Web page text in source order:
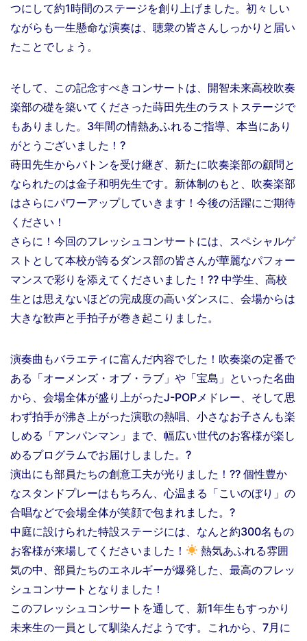
つにして約1時間のステージを創り上げました。初々しい
ながらも一生懸命な演奏は、聴衆の皆さんしっかりと届い
たことでしょう。
そして、この記念すべきコンサートは、開智未来高校吹奏
楽部の礎を築いてくださった蒔田先生のラストステージで
もありました。3年間の情熱あふれるご指導、本当にあり
がとうございました！?
蒔田先生からバトンを受け継ぎ、新たに吹奏楽部の顧問と
なられたのは金子和明先生です。新体制のもと、吹奏楽部
はさらにパワーアップしていきます！今後の活躍にご期待
ください！
さらに！今回のフレッシュコンサートには、スペシャルゲ
ストとして本校が誇るダンス部の皆さんが華麗なパフォー
マンスで彩りを添えてくださいました！?? 中学生、高校
生とは思えないほどの完成度の高いダンスに、会場からは
大きな歓声と手拍子が巻き起こりました。
演奏曲もバラエティに富んだ内容でした！吹奏楽の定番で
ある「オーメンズ・オブ・ラブ」や「宝島」といった名曲
から、会場全体が盛り上がったJ-POPメドレー、そして思
わず拍手が沸き上がった演歌の熱唱、小さなお子さんも楽
しめる「アンパンマン」まで、幅広い世代のお客様が楽し
めるプログラムでお届けしました。?
演出にも部員たちの創意工夫が光りました！?? 個性豊か
なスタンドプレーはもちろん、心温まる「こいのぼり」の
合唱などで会場全体が笑顔で包まれました。?
中庭に設けられた特設ステージには、なんと約300名もの
お客様が来場してくださいました！
熱気あふれる雰囲
気の中、部員たちのエネルギーが爆発した、最高のフレッ
シュコンサートとなりました！
このフレッシュコンサートを通して、新1年生もすっかり
未来生の一員として馴染んだようです。これから、7月に